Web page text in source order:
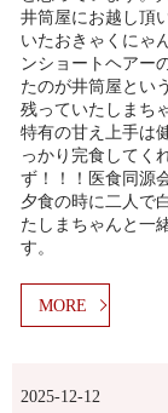
井筒屋にお越し頂
いたおきゃくにゃ
ンショートヘアー
たのが井筒屋とい
残っていたしまち
特有の甘え上手は
っかり完食してく
ず！！！医食同源
夕食の時に二人で
たしまちゃんと一
す。
MORE
2025-12-12